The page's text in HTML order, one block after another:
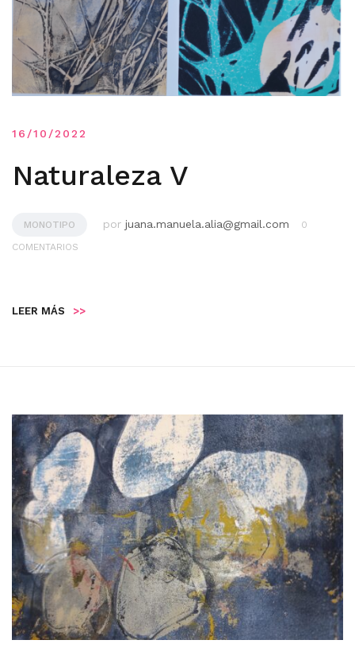
16/10/2022
Naturaleza V
MONOTIPO por juana.manuela.alia@gmail.com
0
COMENTARIOS
LEER MÁS >>